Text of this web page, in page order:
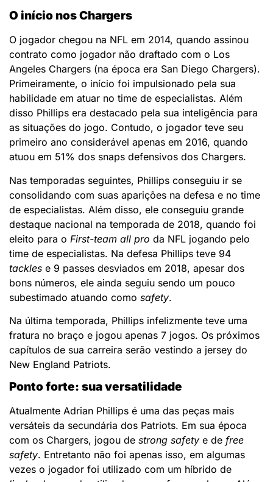
O início nos Chargers
O jogador chegou na NFL em 2014, quando assinou
contrato como jogador não draftado com o Los
Angeles Chargers (na época era San Diego Chargers).
Primeiramente, o início foi impulsionado pela sua
habilidade em atuar no time de especialistas. Além
disso Phillips era destacado pela sua inteligência para
as situações do jogo. Contudo, o jogador teve seu
primeiro ano considerável apenas em 2016, quando
atuou em 51% dos snaps defensivos dos Chargers.
Nas temporadas seguintes, Phillips conseguiu ir se
consolidando com suas aparições na defesa e no time
de especialistas. Além disso, ele conseguiu grande
destaque nacional na temporada de 2018, quando foi
eleito para o First-team all pro da NFL jogando pelo
time de especialistas. Na defesa Phillips teve 94
tackles e 9 passes desviados em 2018, apesar dos
bons números, ele ainda seguiu sendo um pouco
subestimado atuando como safety.
Na última temporada, Phillips infelizmente teve uma
fratura no braço e jogou apenas 7 jogos. Os próximos
capítulos de sua carreira serão vestindo a jersey do
New England Patriots.
Ponto forte: sua versatilidade
Atualmente Adrian Phillips é uma das peças mais
versáteis da secundária dos Patriots. Em sua época
com os Chargers, jogou de strong safety e de free
safety. Entretanto não foi apenas isso, em algumas
vezes o jogador foi utilizado com um híbrido de